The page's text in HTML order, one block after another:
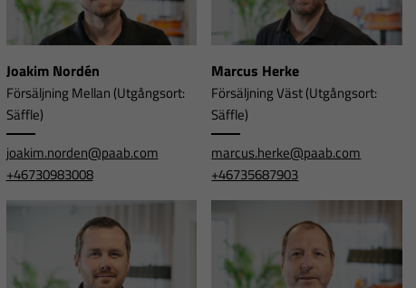
Joakim Nordén
Försäljning Mellan (Utgångsort:
Säffle)
joakim.norden@paab.com
+46730983008
Marcus Herke
Försäljning Väst (Utgångsort:
Säffle)
marcus.herke@paab.com
+46735687903